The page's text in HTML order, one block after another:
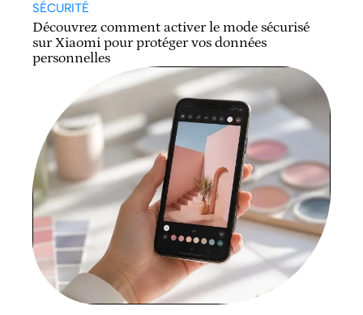
SÉCURITÉ
Découvrez comment activer le mode sécurisé
sur Xiaomi pour protéger vos données
personnelles